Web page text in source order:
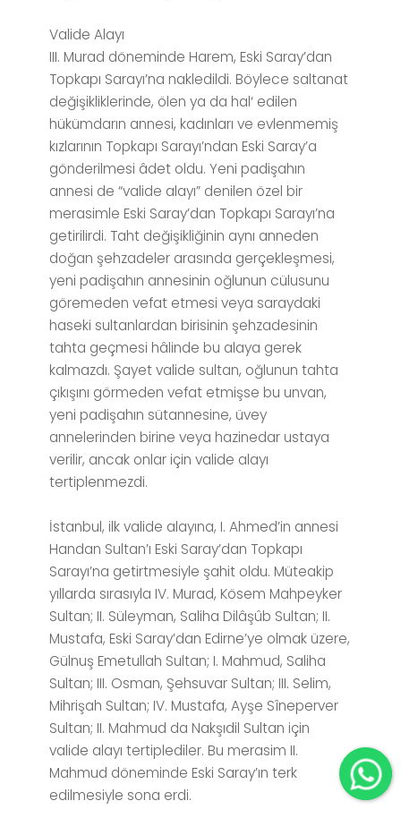
Valide Alayı
III. Murad döneminde Harem, Eski Saray’dan
Topkapı Sarayı’na nakledildi. Böylece saltanat
değişikliklerinde, ölen ya da hal‘ edilen
hükümdarın annesi, kadınları ve evlenmemiş
kızlarının Topkapı Sarayı’ndan Eski Saray’a
gönderilmesi âdet oldu. Yeni padişahın
annesi de “valide alayı” denilen özel bir
merasimle Eski Saray’dan Topkapı Sarayı’na
getirilirdi. Taht değişikliğinin aynı anneden
doğan şehzadeler arasında gerçekleşmesi,
yeni padişahın annesinin oğlunun cülusunu
göremeden vefat etmesi veya saraydaki
haseki sultanlardan birisinin şehzadesinin
tahta geçmesi hâlinde bu alaya gerek
kalmazdı. Şayet valide sultan, oğlunun tahta
çıkışını görmeden vefat etmişse bu unvan,
yeni padişahın sütannesine, üvey
annelerinden birine veya hazinedar ustaya
verilir, ancak onlar için valide alayı
tertiplenmezdi.
İstanbul, ilk valide alayına, I. Ahmed’in annesi
Handan Sultan’ı Eski Saray’dan Topkapı
Sarayı’na getirtmesiyle şahit oldu. Müteakip
yıllarda sırasıyla IV. Murad, Kösem Mahpeyker
Sultan; II. Süleyman, Saliha Dilâşûb Sultan; II.
Mustafa, Eski Saray’dan Edirne’ye olmak üzere,
Gülnuş Emetullah Sultan; I. Mahmud, Saliha
Sultan; III. Osman, Şehsuvar Sultan; III. Selim,
Mihrişah Sultan; IV. Mustafa, Ayşe Sîneperver
Sultan; II. Mahmud da Nakşıdil Sultan için
valide alayı tertiplediler. Bu merasim II.
Mahmud döneminde Eski Saray’ın terk
edilmesiyle sona erdi.